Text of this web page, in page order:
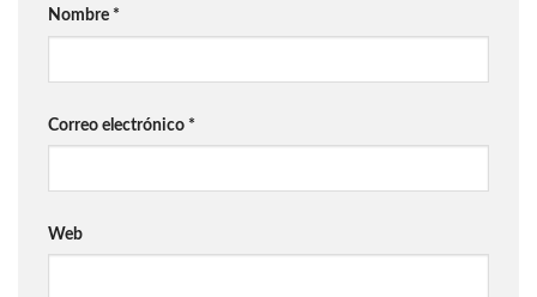
Nombre *
Correo electrónico *
Web